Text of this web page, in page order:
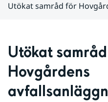
Utökat samråd för
Utökat
Hovgårdens